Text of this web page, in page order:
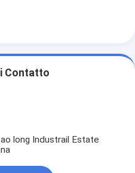
Contatto
long Industrail Estate